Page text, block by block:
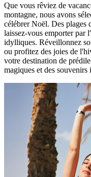
Que vous rêviez de
montagne, nous avons
célébrer Noël. Des plages
laissez-vous emporter par
idylliques. Réveillonnez
ou profitez des joies de
votre destination de
magiques et des